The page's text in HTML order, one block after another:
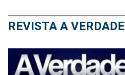
REVISTA A VERDADE